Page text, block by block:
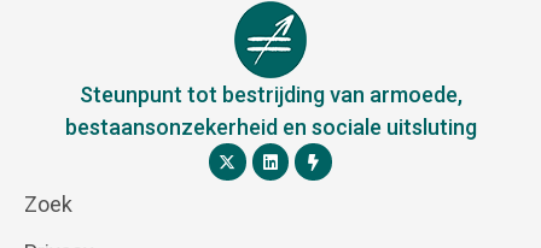
Steunpunt tot bestrijding van armoede,
bestaansonzekerheid en sociale uitsluting
Zoek